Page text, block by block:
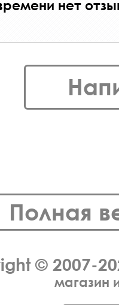
нет
Полная
© 2007-
магазин